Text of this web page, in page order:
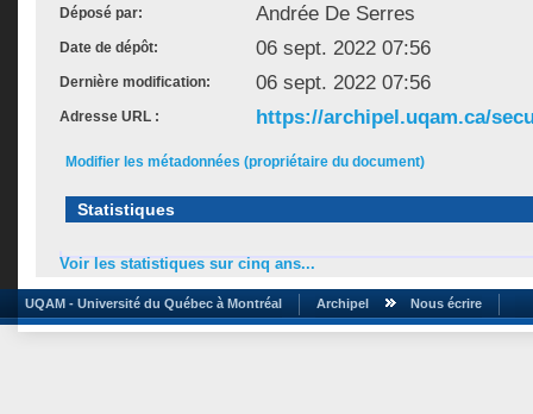
Déposé par: Andrée De Serres
Date de dépôt: 06 sept. 2022 07:56
Dernière modification: 06 sept. 2022 07:56
Adresse URL : https://archipel.uqam.ca/
Modifier les métadonnées (propriétaire du document)
Statistiques
Voir les statistiques sur cinq ans...
UQAM - Université du Québec à Montréal Archipel Nous écrire